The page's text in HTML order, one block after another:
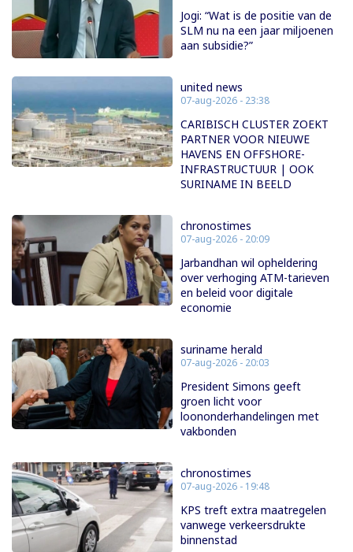
Jogi: “Wat is de positie van de
SLM nu na een jaar miljoenen
aan subsidie?”
united news
07-aug-2026 - 23:38
CARIBISCH CLUSTER ZOEKT
PARTNER VOOR NIEUWE
HAVENS EN OFFSHORE-
INFRASTRUCTUUR | OOK
SURINAME IN BEELD
chronostimes
07-aug-2026 - 20:09
Jarbandhan wil opheldering
over verhoging ATM-tarieven
en beleid voor digitale
economie
suriname herald
07-aug-2026 - 20:03
President Simons geeft
groen licht voor
loononderhandelingen met
vakbonden
chronostimes
07-aug-2026 - 19:48
KPS treft extra maatregelen
vanwege verkeersdrukte
binnenstad